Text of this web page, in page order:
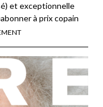
et exceptionnelle
à prix copain